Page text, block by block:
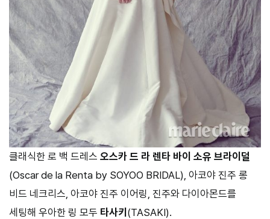
클래식한 로 백 드레스 오스카 드 라 렌타 바이 소유 브라이덜
(Oscar de la Renta by SOYOO BRIDAL), 아코야 진주 롱
비드 네크리스, 아코야 진주 이어링, 진주와 다이아몬드를
세팅해 우아한 링 모두 타사키 (TASAKI).